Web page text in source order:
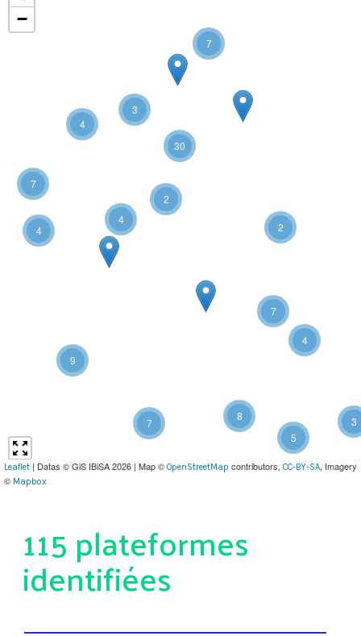
2
4
4
7
5
9
4
7
7
2
3
8
4
3
30
7
−
Leaflet | Datas © GiS IBiSA 2026 | Map © OpenStreetMap contributors, CC-BY-SA, Imagery
© Mapbox
115 plateformes
identifiées